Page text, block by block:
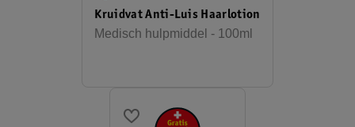
Kruidvat Anti-Luis Haarlotion
Medisch hulpmiddel - 100ml